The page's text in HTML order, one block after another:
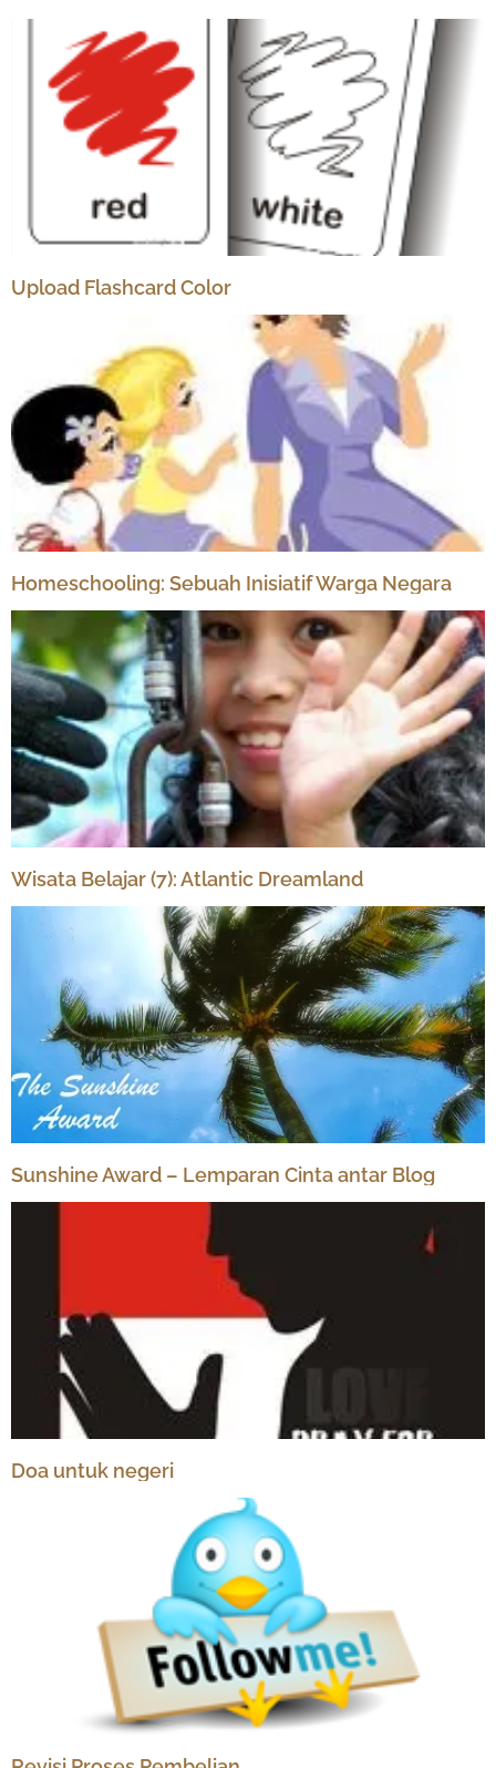
Upload Flashcard Color
Homeschooling: Sebuah Inisiatif Warga Negara
Wisata Belajar (7): Atlantic Dreamland
Sunshine Award – Lemparan Cinta antar Blog
Doa untuk negeri